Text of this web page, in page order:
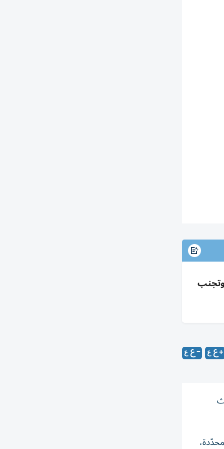
وتجنب